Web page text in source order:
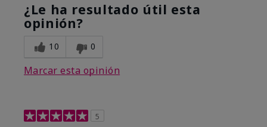
¿Le ha resultado útil esta
opinión?
10 0
Marcar esta opinión
5